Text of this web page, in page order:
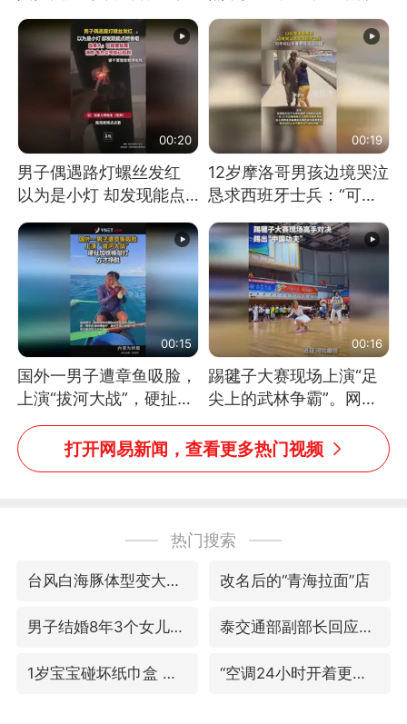
震惊 （视频来源：参考
消息）
开门：午休到几点
00:20
男子偶遇路灯螺丝发红
以为是小灯 却发现能点
燃香烟 当事人：已报警
处理
00:19
12岁摩洛哥男孩边境哭泣
恳求西班牙士兵：“可不
可以不要把我遣返回国”
00:15
国外一男子遭章鱼吸脸，
上演“拔河大战”，硬扯加
铁棒敲打方才挣脱
00:16
踢毽子大赛现场上演“足
尖上的武林争霸”。网
友：这哪是踢毽子，分明
是武侠片现场！#睡个好
打开网易新闻，查看更多热门视频
热门搜索
台风白海豚体型变大近似13个浙江面积 改名后的“青海拉面”店
男子结婚8年3个女儿均非亲生 泰交通部副部长回应中国人遭歧视手势
1岁宝宝碰坏纸巾盒 宝妈被索赔924元 “空调24小时开着更省电”不实